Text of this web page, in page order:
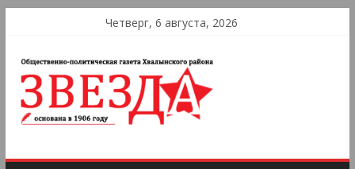
Четверг, 6 августа, 2026